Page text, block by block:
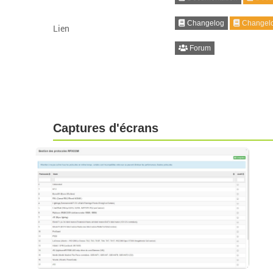
Lien Changelog
Forum
Captures d'écrans